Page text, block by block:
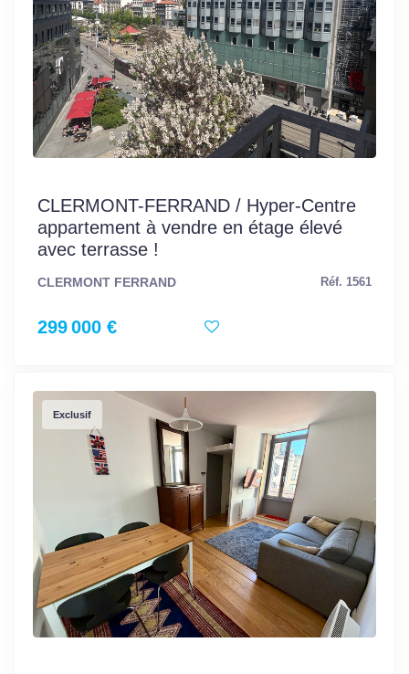
CLERMONT-FERRAND / Hyper-Centre
appartement à vendre en étage élevé
avec terrasse !
CLERMONT FERRAND Réf. 1561
299 000 €
Exclusif